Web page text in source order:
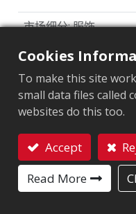
ARC认证
市场细分:服饰
芯片:NXP UCODE 9
天线尺寸（mm） :
EPC內存 :96 bits
用户內存
0 bits
Cookies
To make this site
small data files called
websites do this too.
Accept
Read More